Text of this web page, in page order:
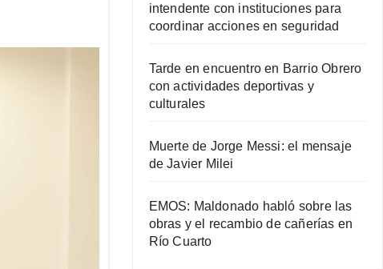
intendente con instituciones para
coordinar acciones en seguridad
Tarde en encuentro en Barrio Obrero
con actividades deportivas y
culturales
Muerte de Jorge Messi: el mensaje
de Javier Milei
EMOS: Maldonado habló sobre las
obras y el recambio de cañerías en
Río Cuarto